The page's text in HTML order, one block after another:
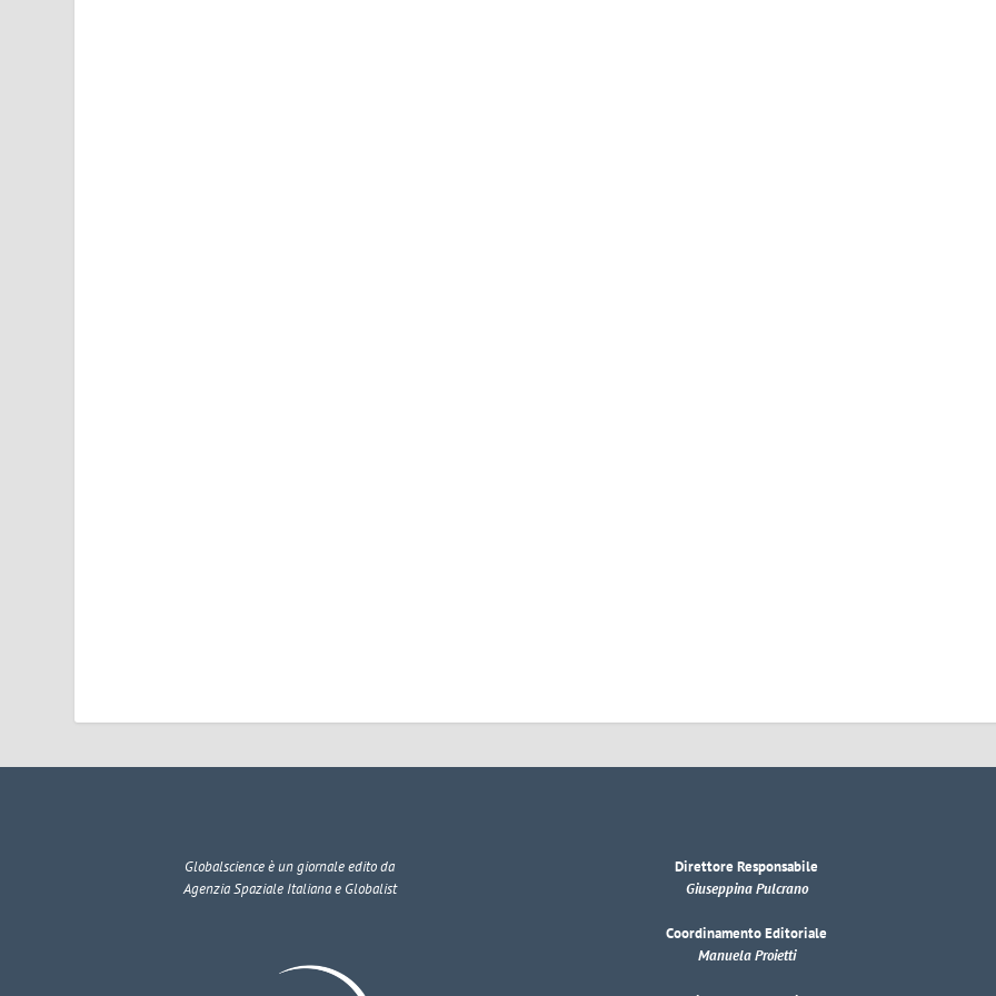
Globalscienceè un giornale edito da
Agenzia Spaziale Italiana e Globalist
Direttore Responsabile
Giuseppina Pulcrano
Coordinamento Editoriale
Manuela Proietti